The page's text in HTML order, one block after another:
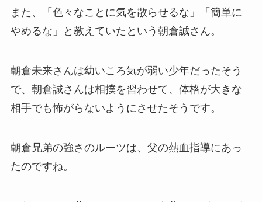
また、「色々なことに気を散らせるな」「簡単に
やめるな」と教えていたという朝倉誠さん。
朝倉未来さんは幼いころ気が弱い少年だったそう
で、朝倉誠さんは相撲を習わせて、体格が大きな
相手でも怖がらないようにさせたそうです。
朝倉兄弟の強さのルーツは、父の熱血指導にあっ
たのですね。